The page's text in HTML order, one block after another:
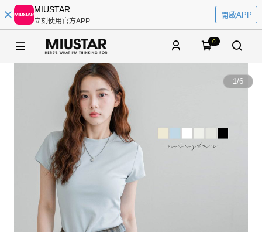
MIUSTAR
立刻使用官方APP
開啟APP
0
1/6